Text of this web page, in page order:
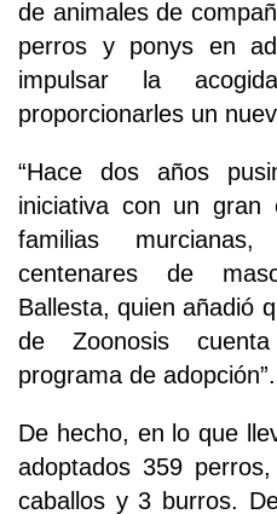
de animales de
perros y ponys en
impulsar la
proporcionarles un
“Hace dos años
iniciativa con un
familias
centenares de
Ballesta, quien añadió
de Zoonosis
programa de adopción”.
De hecho, en lo que
adoptados 359
caballos y 3 burros.